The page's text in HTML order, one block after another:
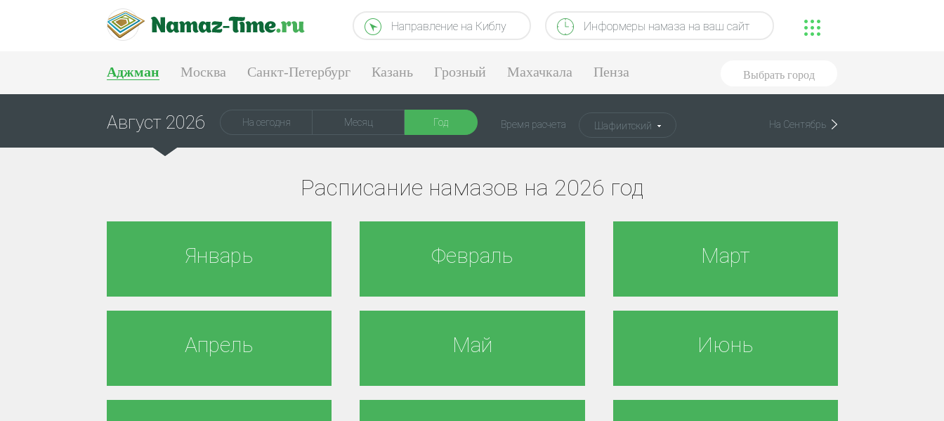
Информеры намаза на ваш сайт
Направление на Киблу
Аджман Москва Санкт-Петербург Казань Грозный Махачкала Пенза Выбрать город
Август 2026 На сегодня Месяц Год Время расчета Шафиитский На Сентябрь
Расписание намазов на 2026 год
Январь Февраль Март
Апрель Май Июнь